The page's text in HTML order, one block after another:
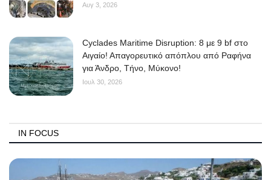
Αυγ 3, 2026
Cyclades Maritime Disruption: 8 με 9 bf στο
Αιγαίο! Απαγορευτικό απόπλου από Ραφήνα
για Άνδρο, Τήνο, Μύκονο!
Ιουλ 30, 2026
IN FOCUS